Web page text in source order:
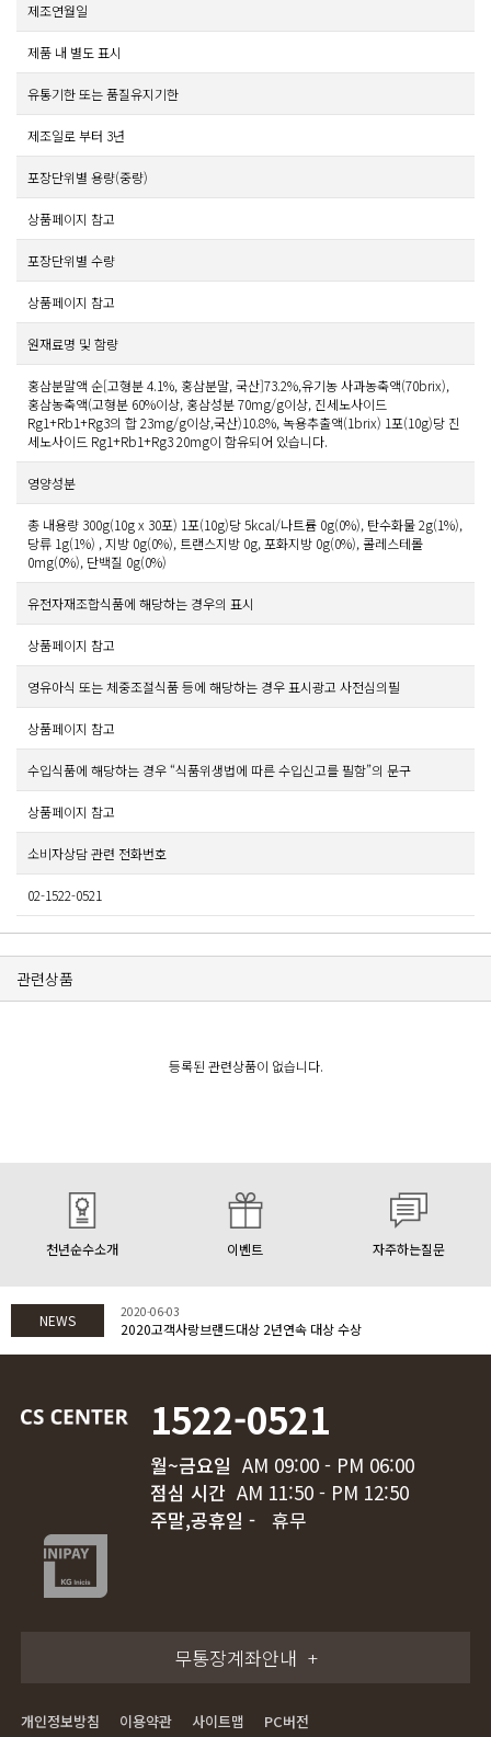
제조연월일
제품 내 별도 표시
유통기한 또는 품질유지기한
제조일로 부터 3년
포장단위별 용량(중량)
상품페이지 참고
포장단위별 수량
상품페이지 참고
원재료명 및 함량
홍삼분말액 순[고형분 4.1%, 홍삼분말, 국산]73.2%,유기농 사과농축액(70brix),
홍삼농축액(고형분 60%이상, 홍삼성분 70mg/g이상, 진세노사이드
Rg1+Rb1+Rg3의 합 23mg/g이상,국산)10.8%, 녹용추출액(1brix) 1포(10g)당 진
세노사이드 Rg1+Rb1+Rg3 20mg이 함유되어 있습니다.
영양성분
총 내용량 300g(10g x 30포) 1포(10g)당 5kcal/나트륨 0g(0%), 탄수화물 2g(1%),
당류 1g(1%) , 지방 0g(0%), 트랜스지방 0g, 포화지방 0g(0%), 콜레스테롤
0mg(0%), 단백질 0g(0%)
유전자재조합식품에 해당하는 경우의 표시
상품페이지 참고
영유아식 또는 체중조절식품 등에 해당하는 경우 표시광고 사전심의필
상품페이지 참고
수입식품에 해당하는 경우 “식품위생법에 따른 수입신고를 필함”의 문구
상품페이지 참고
소비자상담 관련 전화번호
02-1522-0521
관련상품
등록된 관련상품이 없습니다.
천년순수소개 이벤트 자주하는질문
NEWS 2020-06-03
2020고객사랑브랜드대상 2년연속 대상 수상
1522-0521
월~금요일 AM 09:00 - PM 06:00
점심 시간 AM 11:50 - PM 12:50
주말,공휴일 -
휴무
무통장계좌안내
개인정보방침 이용약관 사이트맵 PC버전